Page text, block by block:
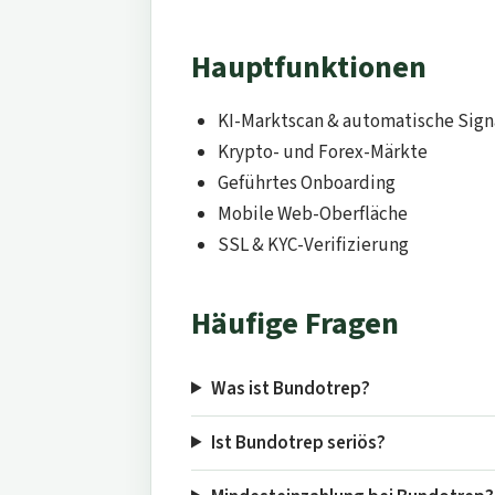
Hauptfunktionen
KI-Marktscan & automatische
Krypto- und Forex-Märkte
Geführtes Onboarding
Mobile Web-Oberfläche
SSL & KYC-Verifizierung
Häufige Fragen
Was ist Bundotrep?
Ist Bundotrep seriös?